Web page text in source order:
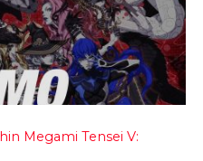
Megami Tensei V: